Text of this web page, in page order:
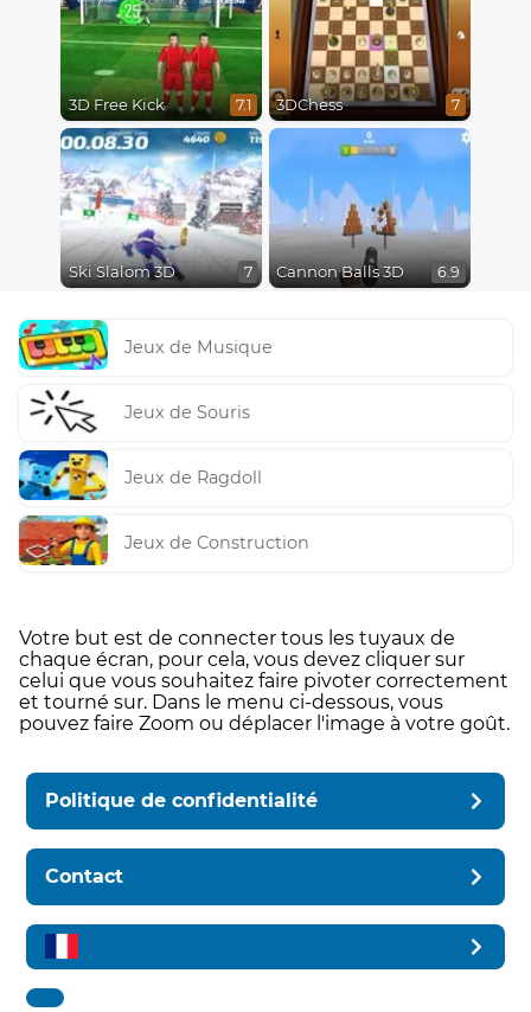
3D Free Kick 7.1 3DChess 7
Ski Slalom 3D 7 Cannon Balls 3D 6.9
Jeux de Musique
Jeux de Souris
Jeux de Ragdoll
Jeux de Construction
Votre but est de connecter tous les tuyaux de
chaque écran, pour cela, vous devez cliquer sur
celui que vous souhaitez faire pivoter correctement
et tourné sur. Dans le menu ci-dessous, vous
pouvez faire Zoom ou déplacer l'image à votre goût.
Politique de confidentialité
Contact